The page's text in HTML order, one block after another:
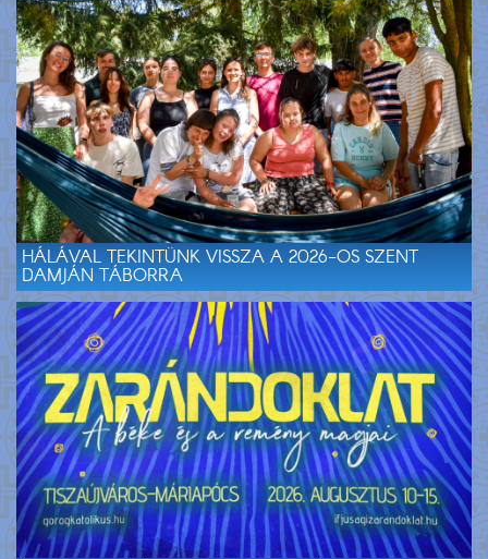
HÁLÁVAL TEKINTÜNK VISSZA A 2026-OS SZENT
DAMJÁN TÁBORRA